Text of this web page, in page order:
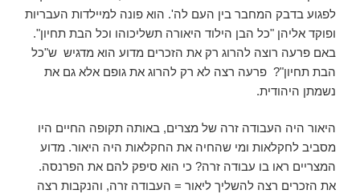
לפגוע בדבק המחבר בין העם לה'. הוא פונה למיילדות העבריות
ופוקד אליהן "כל הבן הילוד היאורה תשליכוהו וכל הבת תחיון".
באם פרעה רוצה להרוג רק את הזכרים מדוע הוא מדגיש ש"כל
הבת תחיון"? פרעה רצה לא רק להרוג את גופם אלא גם את
נשמתן היהודית.
היאור היה העבודה זרה של מצרים, באותה תקופה החיים היו
מסביב לחקלאות ומי שהחיה את החקלאות היה היאור. מדוע
המצריים ראו בו עבודה זרה? כי הוא סיפק להם את הפרנסה.
את הזכרים רצה להשליך ליאור = העבודה זרה, והנקבות רצה